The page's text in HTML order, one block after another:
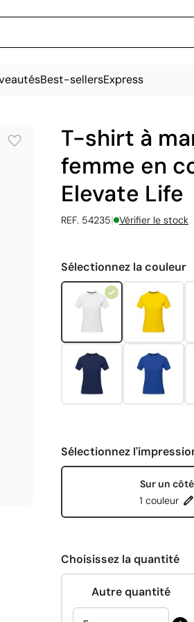
Best-sellersExpress
T-shirt à
femme en
Elevate Life
REF. 54235| Vérifier le stock
Sélectionnez la couleur
Sélectionnez
Sur un côté
1 couleur
Choisissez la quantité
Autre quantité